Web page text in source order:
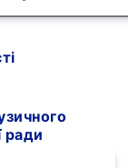
ради